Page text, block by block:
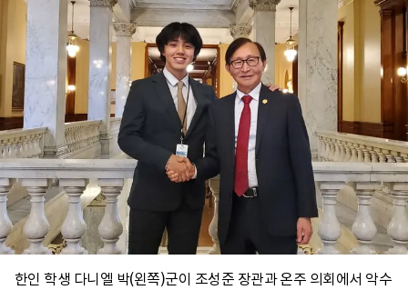
한인 학생 다니엘 박(왼쪽)군이 조성준 장관과 온주 의회에서 악수